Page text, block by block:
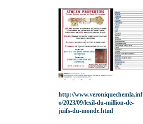
http://www.veroniquechemla.inf
o/2023/09/lexil-du-million-de-
juifs-du-monde.html